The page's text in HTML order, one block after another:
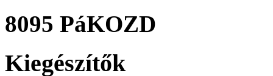
8095 PáKOZD
Kiegészítők